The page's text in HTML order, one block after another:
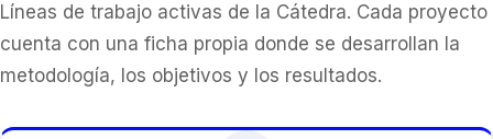
Líneas de trabajo activas de la Cátedra. Cada proyecto
cuenta con una ficha propia donde se desarrollan la
metodología, los objetivos y los resultados.